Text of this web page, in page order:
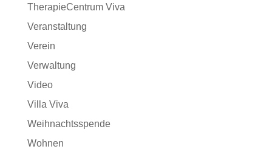
TherapieCentrum Viva
Veranstaltung
Verein
Verwaltung
Video
Villa Viva
Weihnachtsspende
Wohnen